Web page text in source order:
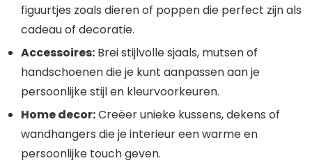
figuurtjes zoals dieren of poppen die perfect zijn als
cadeau of decoratie.
Accessoires: Brei stijlvolle sjaals, mutsen of
handschoenen die je kunt aanpassen aan je
persoonlijke stijl en kleurvoorkeuren.
Home decor:Creëer unieke kussens, dekens of
wandhangers die je interieur een warme en
persoonlijke touch geven.